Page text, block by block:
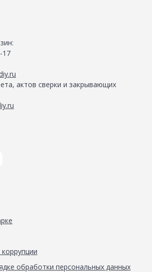
17
актов сверки и закрывающих
обработки персональных данных